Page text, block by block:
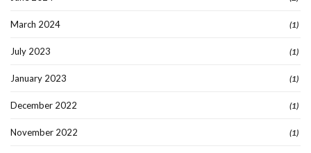
March 2024 (1)
July 2023 (1)
January 2023 (1)
December 2022 (1)
November 2022 (1)